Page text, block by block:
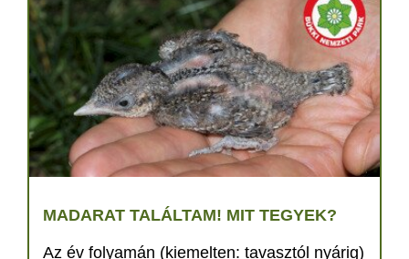
MADARAT TALÁLTAM! MIT TEGYEK?
Az év folyamán (kiemelten: tavasztól nyárig)